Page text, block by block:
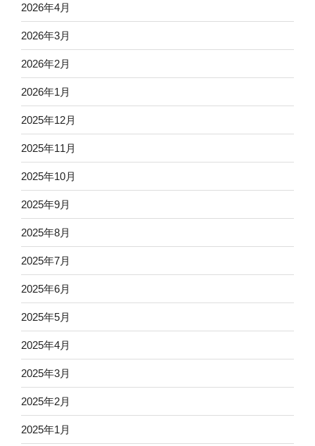
2026年4月
2026年3月
2026年2月
2026年1月
2025年12月
2025年11月
2025年10月
2025年9月
2025年8月
2025年7月
2025年6月
2025年5月
2025年4月
2025年3月
2025年2月
2025年1月